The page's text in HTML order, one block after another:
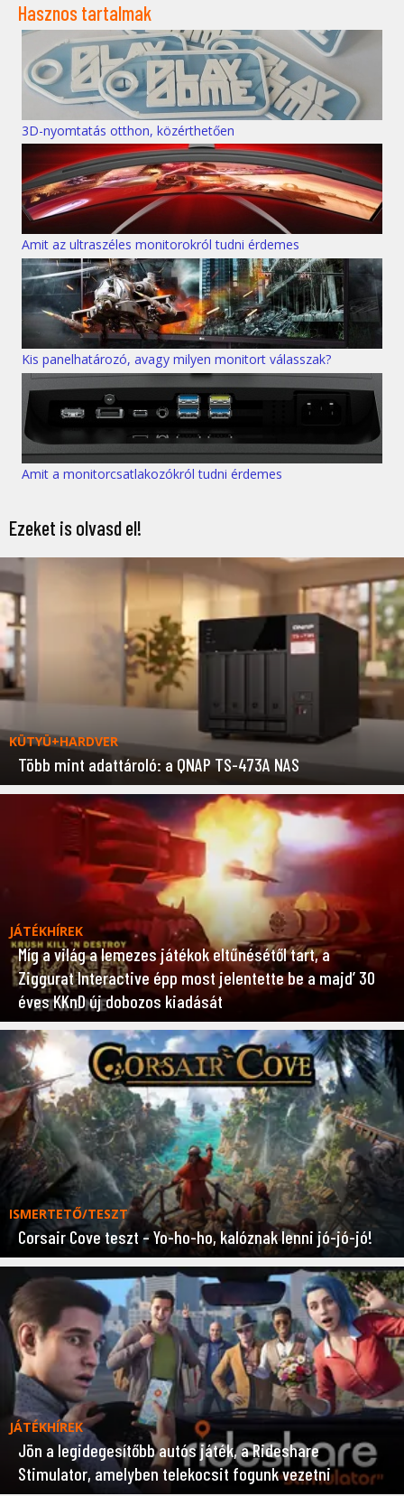
Hasznos tartalmak
3D-nyomtatás otthon, közérthetően
Amit az ultraszéles monitorokról tudni érdemes
Kis panelhatározó, avagy milyen monitort válasszak?
Amit a monitorcsatlakozókról tudni érdemes
Ezeket is olvasd el!
KÜTYÜ+HARDVER
Több mint adattároló: a QNAP TS-473A NAS
JÁTÉKHÍREK
Míg a világ a lemezes játékok eltűnésétől tart, a
Ziggurat Interactive épp most jelentette be a majd’ 30
éves KKnD új dobozos kiadását
ISMERTETŐ/TESZT
Corsair Cove teszt – Yo-ho-ho, kalóznak lenni jó-jó-jó!
JÁTÉKHÍREK
Jön a legidegesítőbb autós játék, a Rideshare
Stimulator, amelyben telekocsit fogunk vezetni